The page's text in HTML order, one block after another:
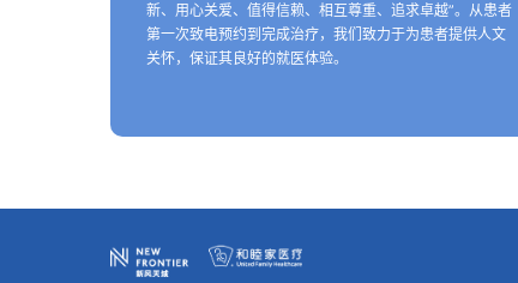
新、用心关爱、值得信赖、相互尊重、追求卓越”。从患者
第一次致电预约到完成治疗，我们致力于为患者提供人文
关怀，保证其良好的就医体验。